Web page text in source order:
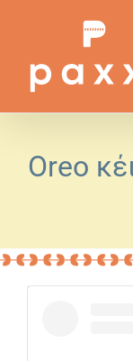
περιεχόμενο
Oreo